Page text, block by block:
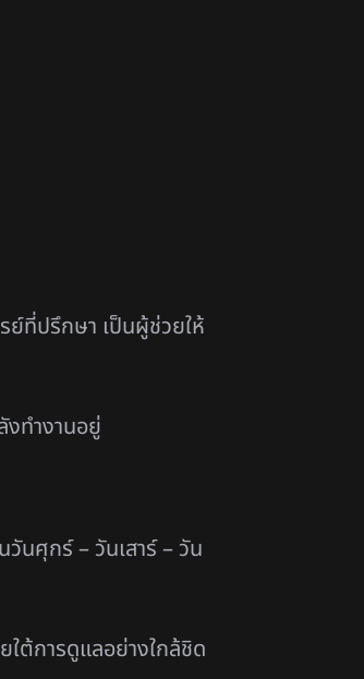
ที่ปรึกษา เป็นผู้ช่วยให้
ทำงานอยู่
นศุกร์ – วันเสาร์ – วัน
ต้การดูแลอย่างใกล้ชิด